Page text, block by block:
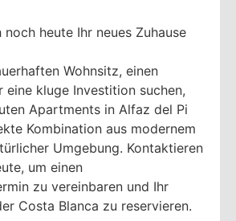
noch heute Ihr neues Zuhause
Wohnsitz, einen
eine kluge Investition suchen,
Apartments in Alfaz del Pi
Kombination aus modernem
Umgebung. Kontaktieren
um einen
zu vereinbaren und Ihr
Costa Blanca zu reservieren.